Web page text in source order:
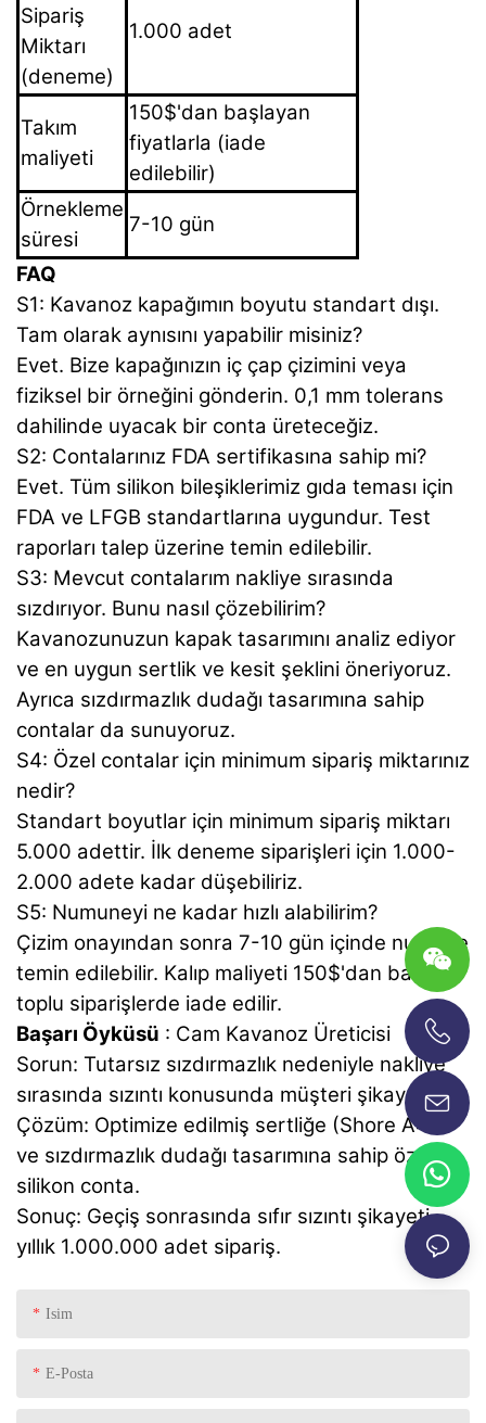
Sipariş
Miktarı
(deneme)
1.000 adet
Takım
maliyeti
150$'dan başlayan
fiyatlarla (iade
edilebilir)
Örnekleme
süresi
7-10 gün
FAQ
S1: Kavanoz kapağımın boyutu standart dışı.
Tam olarak aynısını yapabilir misiniz?
Evet. Bize kapağınızın iç çap çizimini veya
fiziksel bir örneğini gönderin. 0,1 mm tolerans
dahilinde uyacak bir conta üreteceğiz.
S2: Contalarınız FDA sertifikasına sahip mi?
Evet. Tüm silikon bileşiklerimiz gıda teması için
FDA ve LFGB standartlarına uygundur. Test
raporları talep üzerine temin edilebilir.
S3: Mevcut contalarım nakliye sırasında
sızdırıyor. Bunu nasıl çözebilirim?
Kavanozunuzun kapak tasarımını analiz ediyor
ve en uygun sertlik ve kesit şeklini öneriyoruz.
Ayrıca sızdırmazlık dudağı tasarımına sahip
contalar da sunuyoruz.
S4: Özel contalar için minimum sipariş miktarınız
nedir?
Standart boyutlar için minimum sipariş miktarı
5.000 adettir. İlk deneme siparişleri için 1.000-
2.000 adete kadar düşebiliriz.
S5: Numuneyi ne kadar hızlı alabilirim?
Çizim onayından sonra 7-10 gün içinde numune
temin edilebilir. Kalıp maliyeti 150$'dan başlar,
toplu siparişlerde iade edilir.
Başarı Öyküsü : Cam Kavanoz Üreticisi
Sorun: Tutarsız sızdırmazlık nedeniyle nakliye
sırasında sızıntı konusunda müşteri şikayetleri.
Çözüm: Optimize edilmiş sertliğe (Shore A40)
ve sızdırmazlık dudağı tasarımına sahip özel
silikon conta.
Sonuç: Geçiş sonrasında sıfır sızıntı şikayeti,
yıllık 1.000.000 adet sipariş.
Isim
E-Posta